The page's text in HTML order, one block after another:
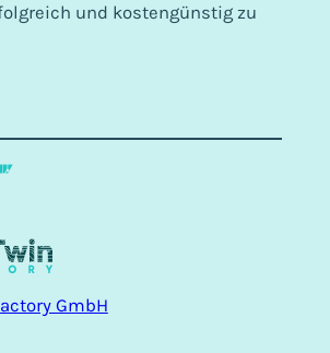
und kostengünstig zu
GmbH